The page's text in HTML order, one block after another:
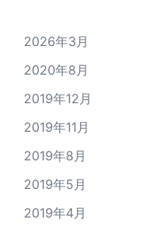
2026年3月
2020年8月
2019年12月
2019年11月
2019年8月
2019年5月
2019年4月